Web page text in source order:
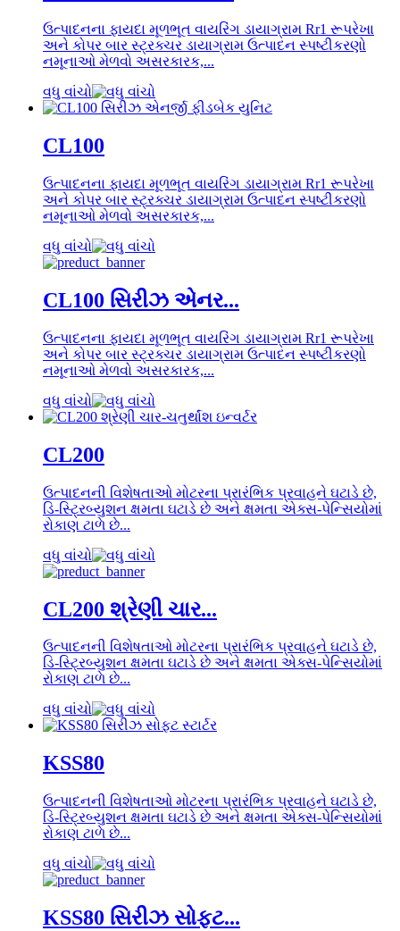
ઉત્પાદનના ફાયદા મૂળભૂત વાયરિંગ ડાયાગ્રામ Rr1 રૂપરેખા
અને કોપર બાર સ્ટ્રક્ચર ડાયાગ્રામ ઉત્પાદન સ્પષ્ટીકરણો
નમૂનાઓ મેળવો અસરકારક,...
વધુ વાંચો
CL100
ઉત્પાદનના ફાયદા મૂળભૂત વાયરિંગ ડાયાગ્રામ Rr1 રૂપરેખા
અને કોપર બાર સ્ટ્રક્ચર ડાયાગ્રામ ઉત્પાદન સ્પષ્ટીકરણો
નમૂનાઓ મેળવો અસરકારક,...
વધુ વાંચો
CL100 સિરીઝ એનર...
ઉત્પાદનના ફાયદા મૂળભૂત વાયરિંગ ડાયાગ્રામ Rr1 રૂપરેખા
અને કોપર બાર સ્ટ્રક્ચર ડાયાગ્રામ ઉત્પાદન સ્પષ્ટીકરણો
નમૂનાઓ મેળવો અસરકારક,...
વધુ વાંચો
CL200
ઉત્પાદનની વિશેષતાઓ મોટરના પ્રારંભિક પ્રવાહને ઘટાડે છે,
ડિ-સ્ટ્રિબ્યુશન ક્ષમતા ઘટાડે છે અને ક્ષમતા એક્સ-પેન્સિયોમાં
રોકાણ ટાળે છે...
વધુ વાંચો
CL200 શ્રેણી ચાર...
ઉત્પાદનની વિશેષતાઓ મોટરના પ્રારંભિક પ્રવાહને ઘટાડે છે,
ડિ-સ્ટ્રિબ્યુશન ક્ષમતા ઘટાડે છે અને ક્ષમતા એક્સ-પેન્સિયોમાં
રોકાણ ટાળે છે...
વધુ વાંચો
KSS80
ઉત્પાદનની વિશેષતાઓ મોટરના પ્રારંભિક પ્રવાહને ઘટાડે છે,
ડિ-સ્ટ્રિબ્યુશન ક્ષમતા ઘટાડે છે અને ક્ષમતા એક્સ-પેન્સિયોમાં
રોકાણ ટાળે છે...
વધુ વાંચો
KSS80 સિરીઝ સોફ્ટ...